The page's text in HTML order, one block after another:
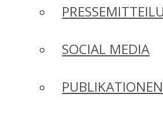
SOCIAL MEDIA
PUBLIKATIONEN